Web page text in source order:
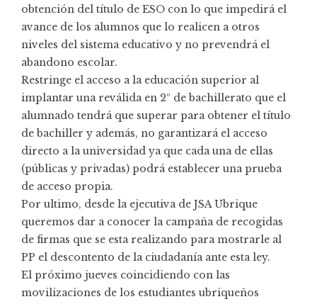
obtención del título de ESO con lo que impedirá el
avance de los alumnos que lo realicen a otros
niveles del sistema educativo y no prevendrá el
abandono escolar.
Restringe el acceso a la educación superior al
implantar una reválida en 2º de bachillerato que el
alumnado tendrá que superar para obtener el título
de bachiller y además, no garantizará el acceso
directo a la universidad ya que cada una de ellas
(públicas y privadas) podrá establecer una prueba
de acceso propia.
Por ultimo, desde la ejecutiva de JSA Ubrique
queremos dar a conocer la campaña de recogidas
de firmas que se esta realizando para mostrarle al
PP el descontento de la ciudadanía ante esta ley.
El próximo jueves coincidiendo con las
movilizaciones de los estudiantes ubriqueños